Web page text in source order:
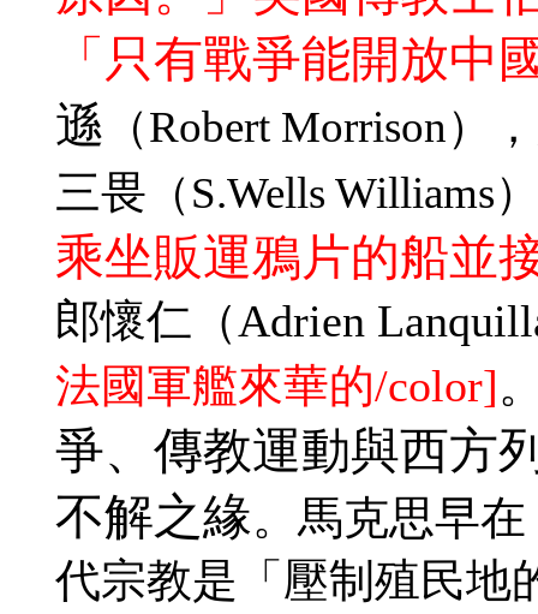
「只有戰爭能開放中
遜 （Robert Morrison），
三畏 （S.Wells Williams
乘坐販運鴉片的船並
郎懷仁 （Adrien
法國軍艦來華的/color]
爭、傳教運動與西方
不解之緣。馬克思早
代宗教是「壓制殖民地